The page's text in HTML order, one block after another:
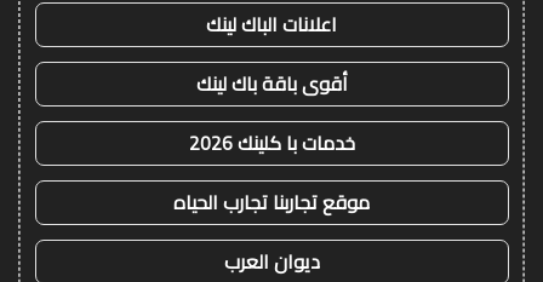
اعلانات الباك لينك
أقوى باقة باك لينك
خدمات با كلينك 2026
موقع تجاربنا تجارب الحياه
ديوان العرب